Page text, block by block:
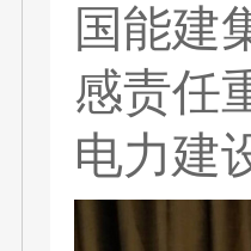
国能建
感责任
电力建